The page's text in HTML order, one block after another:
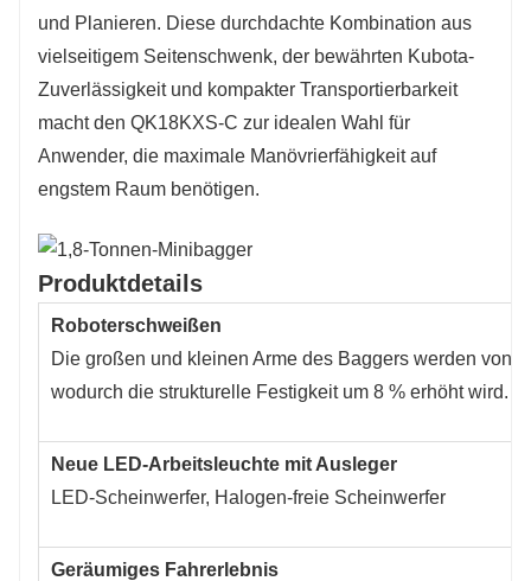
und Planieren. Diese durchdachte Kombination aus
vielseitigem Seitenschwenk, der bewährten Kubota-
Zuverlässigkeit und kompakter Transportierbarkeit
macht den QK18KXS-C zur idealen Wahl für
Anwender, die maximale Manövrierfähigkeit auf
engstem Raum benötigen.
Produktdetails
Roboterschweißen
Die großen und kleinen Arme des Baggers werden von
wodurch die strukturelle Festigkeit um 8 % erhöht wird.
Neue LED-Arbeitsleuchte mit Ausleger
LED-Scheinwerfer, Halogen-freie Scheinwerfer
Geräumiges Fahrerlebnis